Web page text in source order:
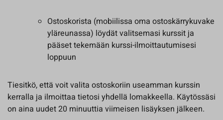
Ostoskorista (mobiilissa oma ostoskärrykuvake
yläreunassa) löydät valitsemasi kurssit ja
pääset tekemään kurssi-ilmoittautumisesi
loppuun
Tiesitkö, että voit valita ostoskoriin useamman kurssin
kerralla ja ilmoittaa tietosi yhdellä lomakkeella. Käytössäsi
on aina uudet 20 minuuttia viimeisen lisäyksen jälkeen.